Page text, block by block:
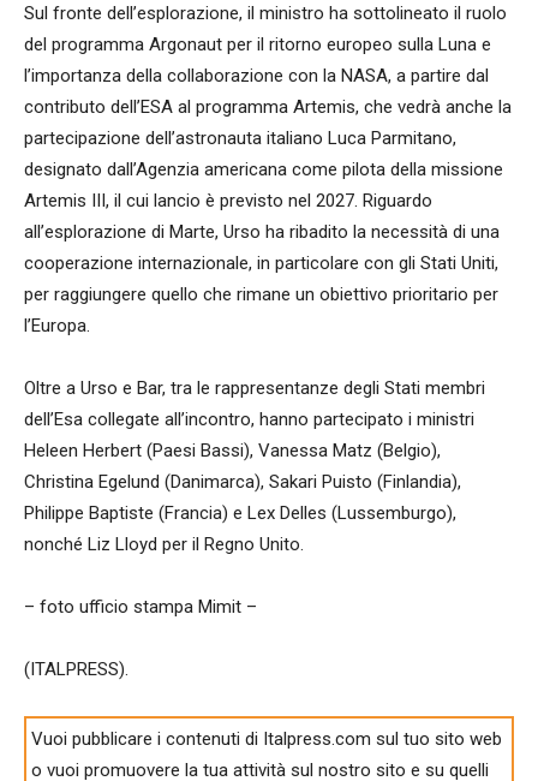
Sul fronte dell’esplorazione, il ministro ha sottolineato il ruolo
del programma Argonaut per il ritorno europeo sulla Luna e
l’importanza della collaborazione con la NASA, a partire dal
contributo dell’ESA al programma Artemis, che vedrà anche la
partecipazione dell’astronauta italiano Luca Parmitano,
designato dall’Agenzia americana come pilota della missione
Artemis III, il cui lancio è previsto nel 2027. Riguardo
all’esplorazione di Marte, Urso ha ribadito la necessità di una
cooperazione internazionale, in particolare con gli Stati Uniti,
per raggiungere quello che rimane un obiettivo prioritario per
l’Europa.
Oltre a Urso e Bar, tra le rappresentanze degli Stati membri
dell’Esa collegate all’incontro, hanno partecipato i ministri
Heleen Herbert (Paesi Bassi), Vanessa Matz (Belgio),
Christina Egelund (Danimarca), Sakari Puisto (Finlandia),
Philippe Baptiste (Francia) e Lex Delles (Lussemburgo),
nonché Liz Lloyd per il Regno Unito.
– foto ufficio stampa Mimit –
(ITALPRESS).
Vuoi pubblicare i contenuti di Italpress.com sul tuo sito web
o vuoi promuovere la tua attività sul nostro sito e su quelli